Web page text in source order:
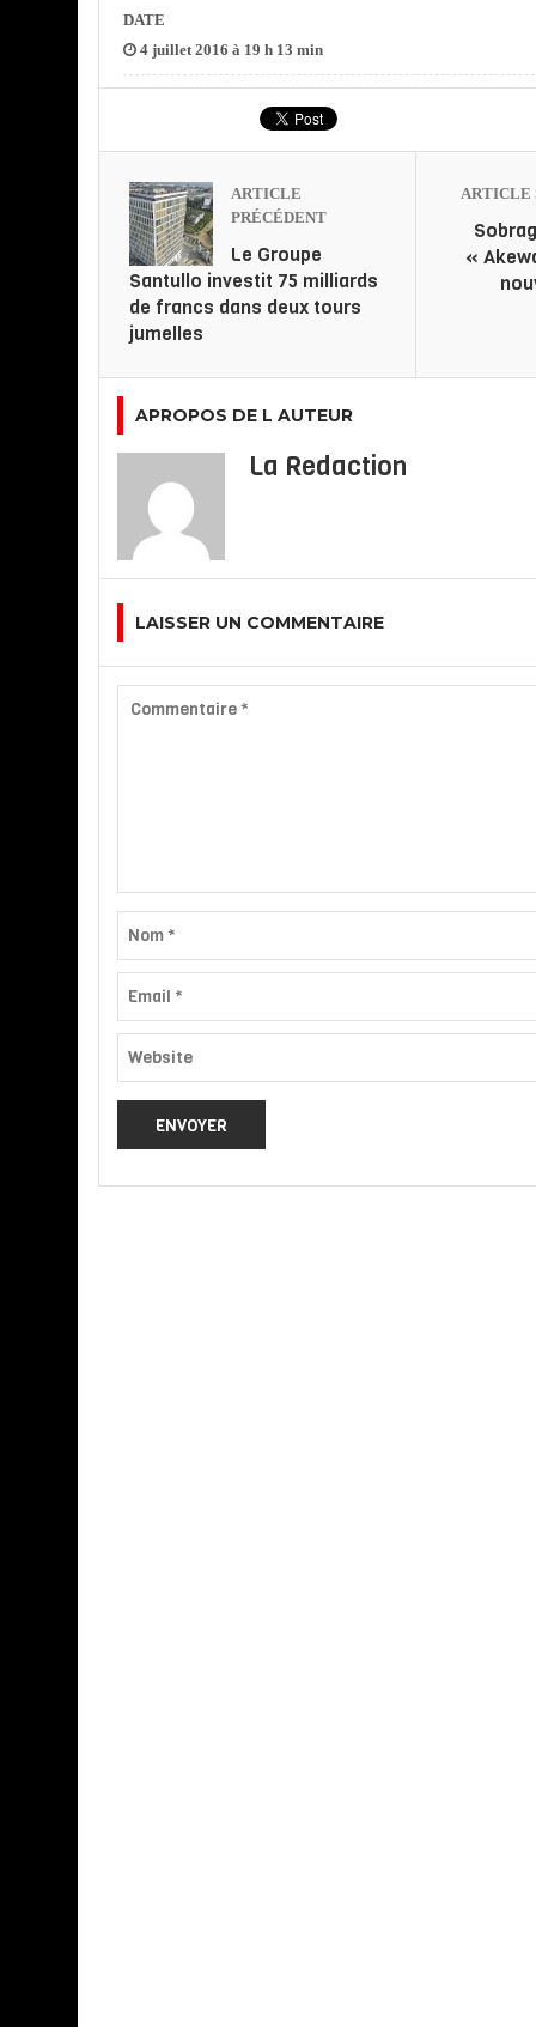
DATE
4 juillet 2016 à 19 h 13 min
ARTICLE
PRÉCÉDENT
Le Groupe
Santullo investit 75 milliards
de francs dans deux tours
jumelles
ARTICLE
«
APROPOS DE L AUTEUR
La Redaction
LAISSER UN COMMENTAIRE